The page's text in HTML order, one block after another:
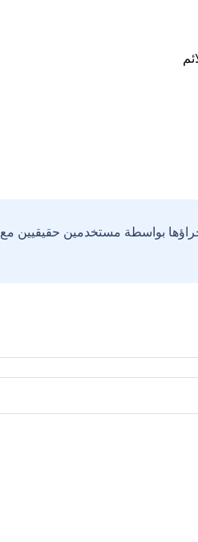
بواسطة مستخدمين حقيقيين مع